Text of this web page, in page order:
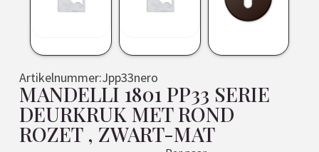
Artikelnummer:Jpp33nero
MANDELLI 1801 PP33 SERIE
DEURKRUK MET ROND
ROZET , ZWART-MAT